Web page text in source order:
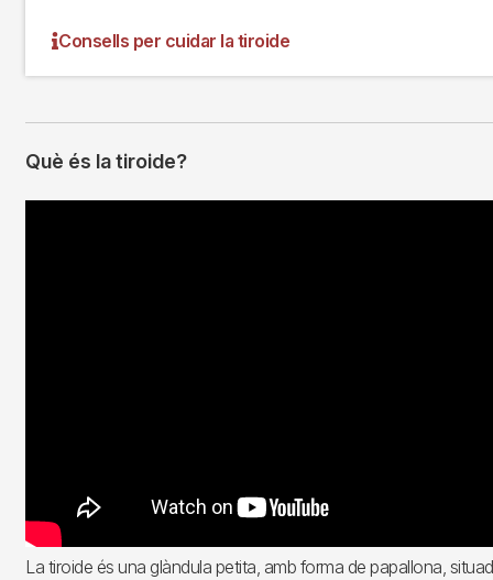
Consells per cuidar la tiroide
Què és la tiroide?
La tiroide és una glàndula petita, amb forma de papallona,